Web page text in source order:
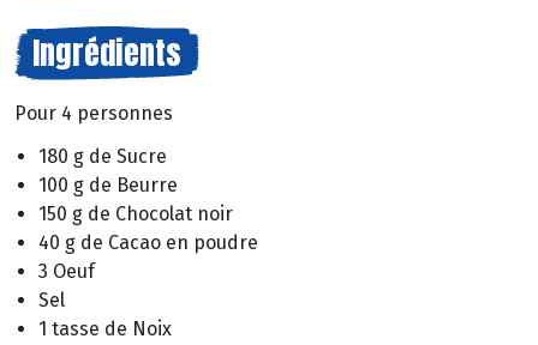
Ingrédients
Pour 4 personnes
180 g de Sucre
100 g de Beurre
150 g de Chocolat noir
40 g de Cacao en poudre
3 Oeuf
Sel
1 tasse de Noix